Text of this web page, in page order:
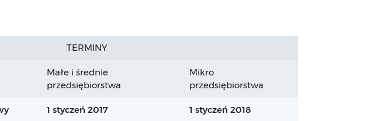
TERMINY
Małe i średnie
przedsiębiorstwa
Mikro
przedsiębiorstwa
1 styczeń 2017 1 styczeń 2018